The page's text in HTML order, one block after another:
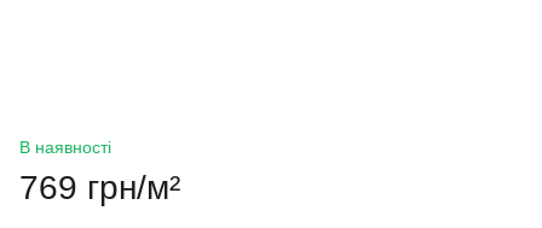
В наявності
769 грн/м²